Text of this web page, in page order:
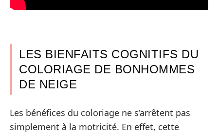
LES BIENFAITS COGNITIFS DU
COLORIAGE DE BONHOMMES
DE NEIGE
Les bénéfices du coloriage ne s’arrêtent pas
simplement à la motricité. En effet, cette